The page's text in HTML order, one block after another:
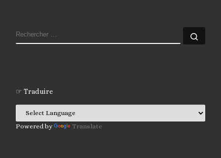
RECHERCHER
☞ Traduire
Powered by Translate